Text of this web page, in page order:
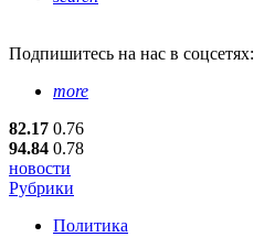
Подпишитесь на нас в соцсетях:
more
82.17 0.76
94.84 0.78
новости
Рубрики
Политика